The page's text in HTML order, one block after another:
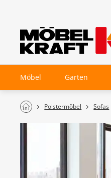
Möbel Garten
Polstermöbel Sofas